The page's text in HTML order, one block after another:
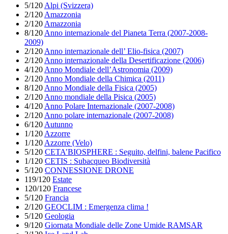
5/120 Alpi (Svizzera)
2/120 Amazzonia
2/120 Amazzonia
8/120 Anno internazionale del Pianeta Terra (2007-2008-
2009)
2/120 Anno internazionale dell’ Elio-fisica (2007)
2/120 Anno internazionale della Desertificazione (2006)
4/120 Anno Mondiale dell’Astronomia (2009)
2/120 Anno Mondiale della Chimica (2011)
8/120 Anno Mondiale della Fisica (2005)
2/120 Anno mondiale della Pisica (2005)
4/120 Anno Polare Internazionale (2007-2008)
2/120 Anno polare internazionale (2007-2008)
6/120 Autunno
1/120 Azzorre
1/120 Azzorre (Velo)
5/120 CETA’BIOSPHERE : Seguito, delfini, balene Pacifico
1/120 CETIS : Subacqueo Biodiversità
5/120 CONNESSIONE DRONE
119/120 Estate
120/120 Francese
5/120 Francia
2/120 GEOCLIM : Emergenza clima !
5/120 Geologia
9/120 Giornata Mondiale delle Zone Umide RAMSAR